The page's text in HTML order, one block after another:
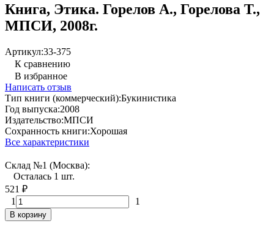
Книга, Этика. Горелов А., Горелова Т.,
МПСИ, 2008г.
Артикул:33-375
К сравнению
В избранное
Написать отзыв
Тип книги (коммерческий):Букинистика
Год выпуска:2008
Издательство:МПСИ
Сохранность книги:Хорошая
Все характеристики
Склад №1 (Москва):
Осталась 1 шт.
521 ₽
1
1
В корзину